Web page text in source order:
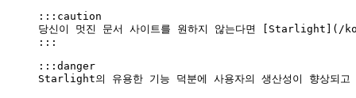
:::caution
당신이 멋진 문서 사이트를 원하지 않는다면 [ Starlight ( /
:::
:::danger
Starlight의 유용한 기능 덕분에 사용자의 생산성이 향상되